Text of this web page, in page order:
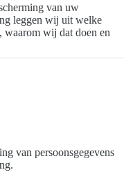
van uw
leggen wij uit welke
waarom wij dat doen en
van persoonsgegevens